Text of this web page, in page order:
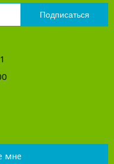
мне